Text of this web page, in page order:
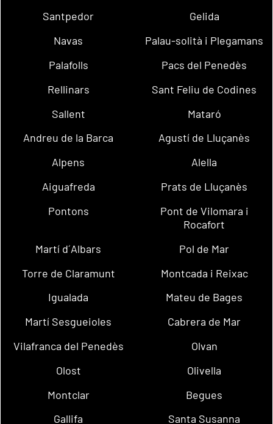
Santpedor
Gelida
Navas
Palau-solità i Plegamans
Palafolls
Pacs del Penedès
Rellinars
Sant Feliu de Codines
Sallent
Mataró
Andreu de la Barca
Agustí de Lluçanès
Alpens
Alella
Aiguafreda
Prats de Lluçanès
Pontons
Pont de Vilomara i
Rocafort
Martí d´Albars
Pol de Mar
Torre de Claramunt
Montcada i Reixac
Igualada
Mateu de Bages
Martí Sesgueioles
Cabrera de Mar
Vilafranca del Penedès
Olvan
Olost
Olivella
Montclar
Begues
Gallifa
Santa Susanna